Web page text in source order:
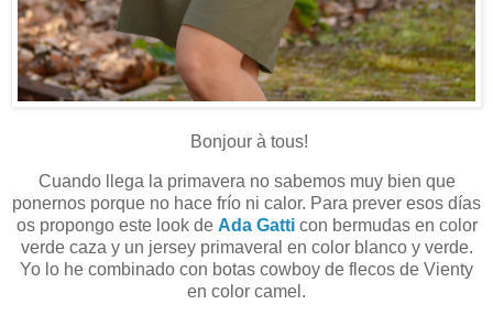
Bonjour à tous!
Cuando llega la primavera no sabemos muy bien que
ponernos porque no hace frío ni calor. Para prever esos días
os propongo este look de Ada Gatticon bermudas en color
verde caza y un jersey primaveral en color blanco y verde.
Yo lo he combinado con botas cowboy de flecos de Vienty
en color camel.